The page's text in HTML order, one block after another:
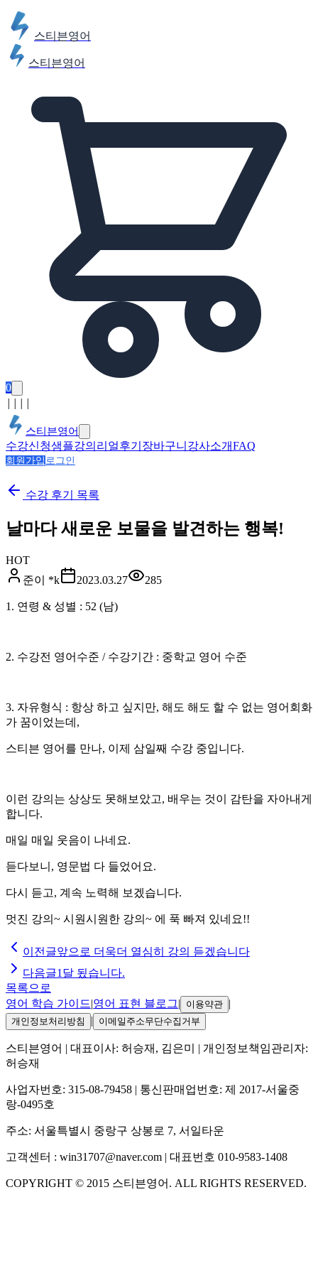
스티븐영어
스티븐영어
0
스티븐영어
수강신청샘플강의 리얼후기 장바구니 강사소개FAQ
회원가입 로그인
수강 후기 목록
날마다 새로운 보물을 발견하는 행복!
HOT
준이 *k
2023.03.27 285
1. 연령 & 성별 : 52 (남)
2. 수강전 영어수준 / 수강기간 : 중학교 영어 수준
3. 자유형식 : 항상 하고 싶지만, 해도 해도 할 수 없는 영어회화
가 꿈이었는데,
스티븐 영어를 만나, 이제 삼일째 수강 중입니다.
이런 강의는 상상도 못해보았고, 배우는 것이 감탄을 자아내게
합니다.
매일 매일 웃음이 나네요.
듣다보니, 영문법 다 들었어요.
다시 듣고, 계속 노력해 보겠습니다.
멋진 강의~ 시원시원한 강의~ 에 푹 빠져 있네요!!
이전글앞으로 더욱더 열심히 강의 듣겠습니다
다음글1달 됬습니다.
목록으로
영어 학습 가이드|영어 표현 블로그| 이용약관 |
개인정보처리방침 | 이메일주소무단수집거부
스티븐영어 | 대표이사: 허승재, 김은미
| 개인정보책임관리자:
허승재
사업자번호: 315-08-79458 | 통신판매업번호: 제 2017-서울중
랑-0495호
주소: 서울특별시 중랑구 상봉로 7, 서일타운
고객센터 : win31707@naver.com | 대표번호 010-9583-1408
COPYRIGHT © 2015 스티븐영어 . ALL RIGHTS RESERVED.